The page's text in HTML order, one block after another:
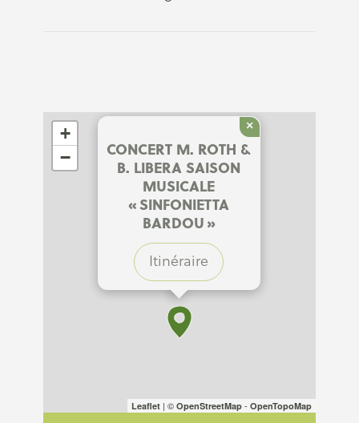
CONCERT M. ROTH &
B. LIBERA SAISON
MUSICALE
« SINFONIETTA
BARDOU »
Itinéraire
×
+
−
Leaflet | © OpenStreetMap - OpenTopoMap